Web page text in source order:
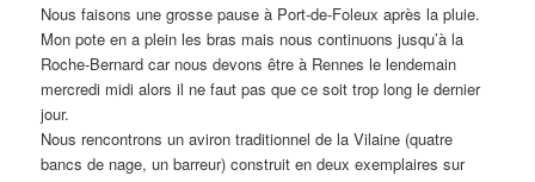
Nous faisons une grosse pause à Port-de-Foleux après la pluie.
Mon pote en a plein les bras mais nous continuons jusqu’à la
Roche-Bernard car nous devons être à Rennes le lendemain
mercredi midi alors il ne faut pas que ce soit trop long le dernier
jour.
Nous rencontrons un aviron traditionnel de la Vilaine (quatre
bancs de nage, un barreur) construit en deux exemplaires sur